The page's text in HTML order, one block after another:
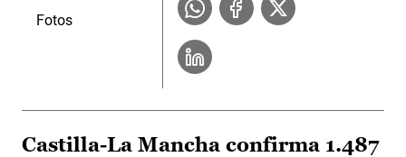
Fotos
Castilla-La Mancha confirma 1.487